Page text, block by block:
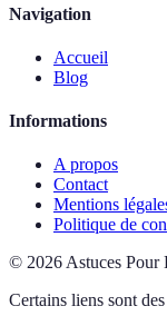
Navigation
Accueil
Blog
Informations
A propos
Contact
Mentions
Politique de
© 2026Astuces Pour
Certains liens sont